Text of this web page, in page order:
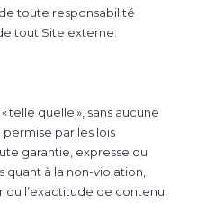
toute responsabilité
tout Site externe.
telle quelle », sans aucune
par les lois
garantie, expresse ou
à la non-violation,
ou l’exactitude de contenu.